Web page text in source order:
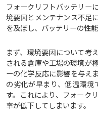
フォークリフトバッテリー
境要因とメンテナンス不足
を及ぼし、バッテリーの性
まず、環境要因について考
される倉庫や工場の環境が
ーの化学反応に影響を与え
の劣化が早まり、低温環
す。これにより、フォーク
率が低下してしまいます。